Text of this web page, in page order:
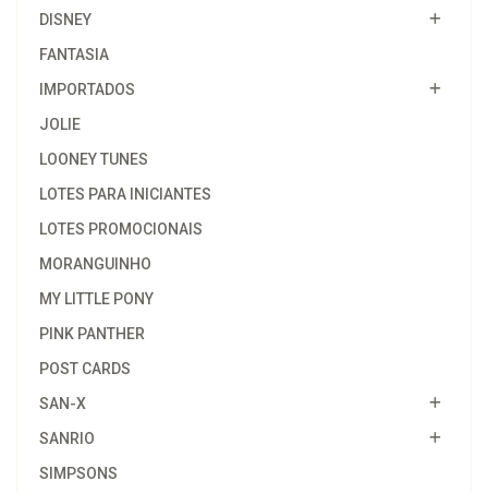
DISNEY
FANTASIA
IMPORTADOS
JOLIE
LOONEY TUNES
LOTES PARA INICIANTES
LOTES PROMOCIONAIS
MORANGUINHO
MY LITTLE PONY
PINK PANTHER
POST CARDS
SAN-X
SANRIO
SIMPSONS